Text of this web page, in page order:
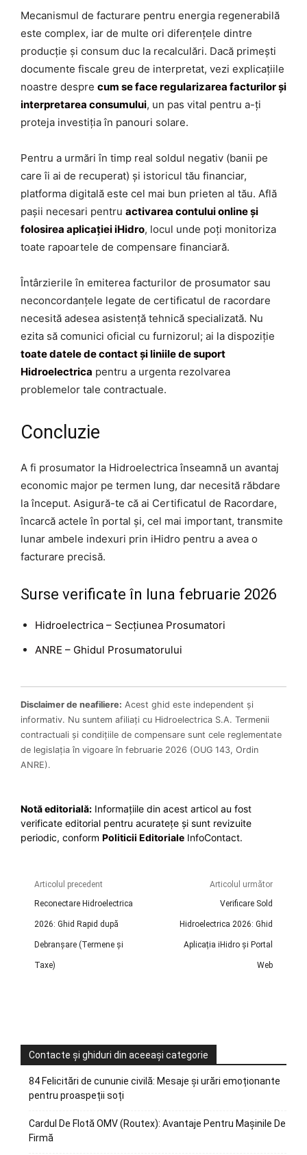
Mecanismul de facturare pentru energia regenerabilă
este complex, iar de multe ori diferențele dintre
producție și consum duc la recalculări. Dacă primești
documente fiscale greu de interpretat, vezi explicațiile
noastre despre cum se face regularizarea facturilor și
interpretarea consumului, un pas vital pentru a-ți
proteja investiția în panouri solare.
Pentru a urmări în timp real soldul negativ (banii pe
care îi ai de recuperat) și istoricul tău financiar,
platforma digitală este cel mai bun prieten al tău. Află
pașii necesari pentru activarea contului online și
folosirea aplicației iHidro, locul unde poți monitoriza
toate rapoartele de compensare financiară.
Întârzierile în emiterea facturilor de prosumator sau
neconcordanțele legate de certificatul de racordare
necesită adesea asistență tehnică specializată. Nu
ezita să comunici oficial cu furnizorul; ai la dispoziție
toate datele de contact și liniile de suport
Hidroelectrica pentru a urgenta rezolvarea
problemelor tale contractuale.
Concluzie
A fi prosumator la Hidroelectrica înseamnă un avantaj
economic major pe termen lung, dar necesită răbdare
la început. Asigură-te că ai Certificatul de Racordare,
încarcă actele în portal și, cel mai important, transmite
lunar ambele indexuri prin iHidro pentru a avea o
facturare precisă.
Surse verificate în luna februarie 2026
Hidroelectrica – Secțiunea Prosumatori
ANRE – Ghidul Prosumatorului
Disclaimer de neafiliere: Acest ghid este independent și
informativ. Nu suntem afiliați cu Hidroelectrica S.A. Termenii
contractuali și condițiile de compensare sunt cele reglementate
de legislația în vigoare în februarie 2026 (OUG 143, Ordin
ANRE).
Notă editorială: Informațiile din acest articol au fost
verificate editorial pentru acuratețe și sunt revizuite
periodic, conform Politicii Editoriale InfoContact.
Articolul precedent
Reconectare Hidroelectrica
2026: Ghid Rapid după
Debranșare (Termene și
Taxe)
Articolul următor
Verificare Sold
Hidroelectrica 2026: Ghid
Aplicația iHidro și Portal
Web
Contacte și ghiduri din aceeași categorie
84 Felicitări de cununie civilă: Mesaje și urări emoționante
pentru proaspeții soți
Cardul De Flotă OMV (Routex): Avantaje Pentru Mașinile De
Firmă